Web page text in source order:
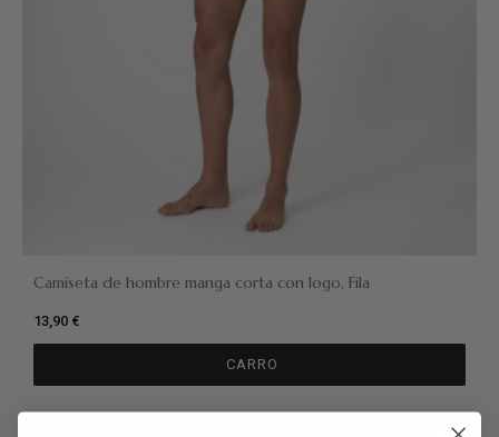
Camiseta de hombre manga corta con logo, Fila
13,90 €
CARRO